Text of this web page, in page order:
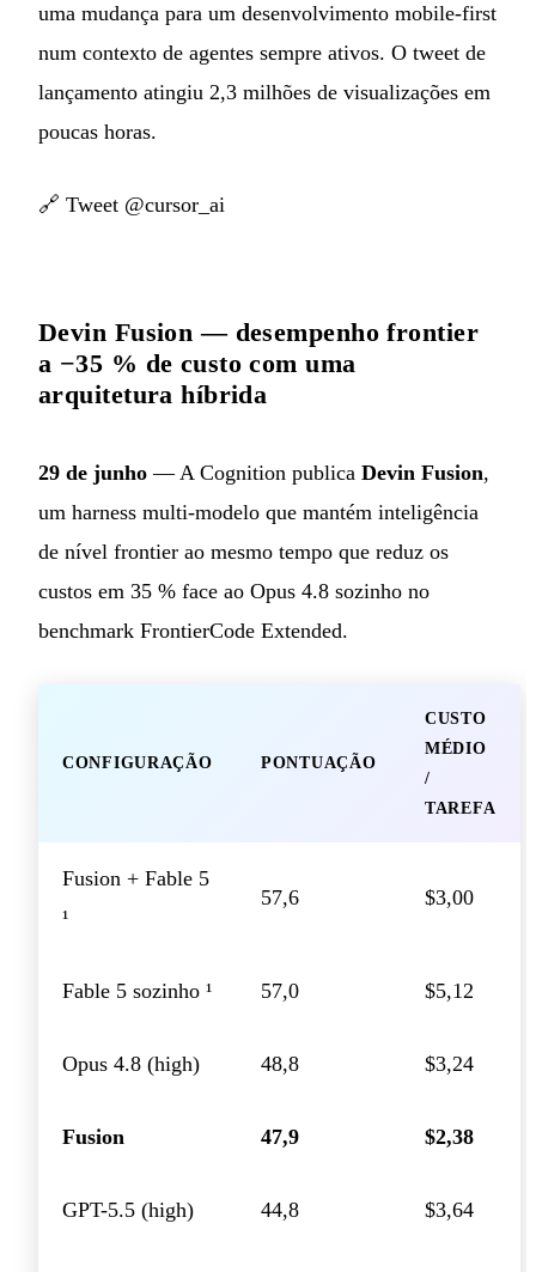
uma mudança para um desenvolvimento mobile-first
num contexto de agentes sempre ativos. O tweet de
lançamento atingiu 2,3 milhões de visualizações em
poucas horas.
🔗 Tweet @cursor_ai
Devin Fusion — desempenho frontier
a −35 % de custo com uma
arquitetura híbrida
29 de junho — A Cognition publica Devin Fusion,
um harness multi-modelo que mantém inteligência
de nível frontier ao mesmo tempo que reduz os
custos em 35 % face ao Opus 4.8 sozinho no
benchmark FrontierCode Extended.
CONFIGURAÇÃO PONTUAÇÃO
CUSTO
MÉDIO
/
TAREFA
Fusion + Fable 5
¹
57,6 $3,00
Fable 5 sozinho ¹ 57,0 $5,12
Opus 4.8 (high) 48,8 $3,24
Fusion 47,9 $2,38
GPT-5.5 (high) 44,8 $3,64